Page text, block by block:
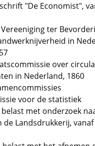
"De Economist",
ter
in
over
in Nederland, 1860
voor de statistiek
met onderzoek
de Landsdrukkerij,